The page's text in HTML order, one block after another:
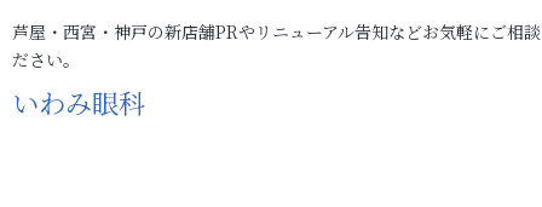
芦屋・西宮・神戸の新店舗PRやリニューアル告知などお気軽にご相
ださい。
いわみ眼科